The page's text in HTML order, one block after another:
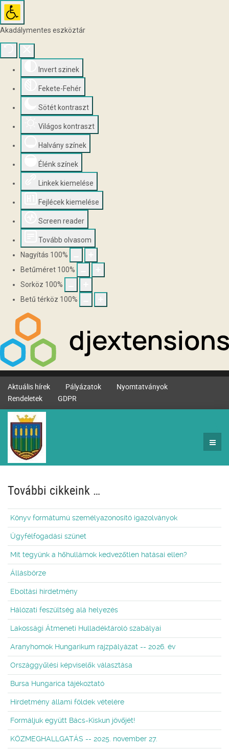
Akadálymentes eszköztár
Invert szinek
Fekete-Fehér
Sötét kontraszt
Világos kontraszt
Halvány színek
Élénk színek
Linkek kiemelése
Fejlécek kiemelése
Screen reader
Tovább olvasom
Nagyítás 100%
Betűméret 100%
Sorköz 100%
Betű térköz 100%
Aktuális hírek Pályázatok
Nyomtatványok
Rendeletek
GDPR
További cikkeink …
Könyv formátumú személyazonosító igazolványok
Ügyfélfogadási szünet
Mit tegyünk a hőhullámok kedvezőtlen hatásai ellen?
Állásbörze
Eboltási hirdetmény
Hálózati feszültség alá helyezés
Lakossági Átmeneti Hulladéktároló szabályai
Aranyhomok Hungarikum rajzpályázat -- 2026. év
Országgyűlési képviselők választása
Bursa Hungarica tájékoztató
Hirdetmény állami földek vételére
Formáljuk együtt Bács-Kiskun jövőjét!
KÖZMEGHALLGATÁS -- 2025. november 27.